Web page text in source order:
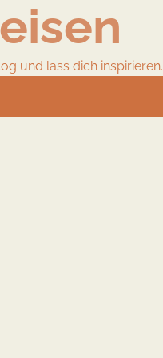
und lass dich inspirieren.